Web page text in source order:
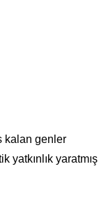
kalan genler
yatkınlık yaratmış